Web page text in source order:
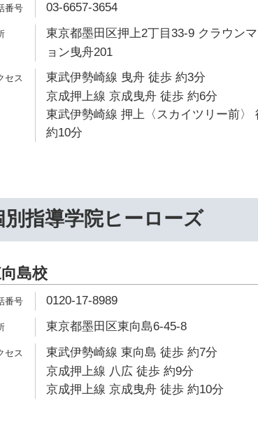
03-6657-3654
東京都墨田区押上2丁目33-9 クラウン
ョン曳舟201
東武伊勢崎線 曳舟 徒歩 約3分
京成押上線 京成曳舟 徒歩 約6分
東武伊勢崎線 押上〈スカイツリー前〉
約10分
別指導学院ヒーローズ
島校
0120-17-8989
東京都墨田区東向島6-45-8
東武伊勢崎線 東向島 徒歩 約7分
京成押上線 八広 徒歩 約9分
京成押上線 京成曳舟 徒歩 約10分